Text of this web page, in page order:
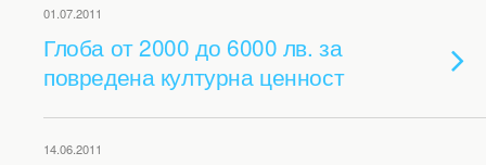
01.07.2011
Глоба от 2000 до 6000 лв. за
повредена културна ценност
14.06.2011